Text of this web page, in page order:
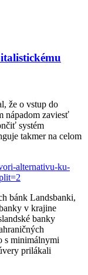
že o vstup do
nápadom zaviesť
systém
takmer na celom
alternativu-ku-
bánk Landsbanki,
v krajine
banky
s minimálnymi
prilákali